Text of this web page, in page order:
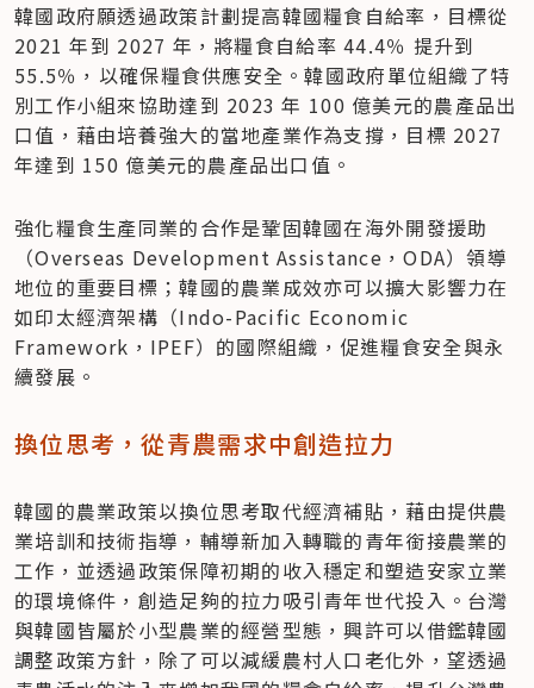
韓國政府願透過政策計劃提高韓國糧食自給率，目標從
2021 年到 2027 年，將糧食自給率 44.4％ 提升到
55.5％，以確保糧食供應安全。韓國政府單位組織了特
別工作小組來協助達到 2023 年 100 億美元的農產品出
口值，藉由培養強大的當地產業作為支撐，目標 2027
年達到 150 億美元的農產品出口值。
強化糧食生產同業的合作是鞏固韓國在海外開發援助
（Overseas Development Assistance，ODA）領導
地位的重要目標；韓國的農業成效亦可以擴大影響力在
如印太經濟架構（Indo-Pacific Economic
Framework，IPEF）的國際組織，促進糧食安全與永
續發展。
換位思考，從青農需求中創造拉力
韓國的農業政策以換位思考取代經濟補貼，藉由提供農
業培訓和技術指導，輔導新加入轉職的青年銜接農業的
工作，並透過政策保障初期的收入穩定和塑造安家立業
的環境條件，創造足夠的拉力吸引青年世代投入。台灣
與韓國皆屬於小型農業的經營型態，興許可以借鑑韓國
調整政策方針，除了可以減緩農村人口老化外，望透過